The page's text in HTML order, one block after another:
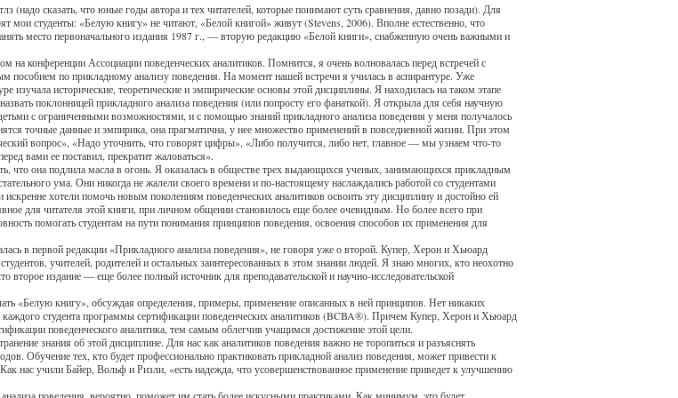
(надо сказать, что юные годы автора и тех читателей, которые понимают суть сравнения, давно позади). Для
мои студенты: «Белую книгу» не читают, «Белой книгой» живут (Stevens, 2006). Вполне естественно, что
место первоначального издания 1987 г., — вторую редакцию «Белой книги», снабженную очень важными и
Ассоциации поведенческих аналитиков. Помнится, я очень волновалась перед встречей с
пособием по прикладному анализу поведения. На момент нашей встречи я училась в аспирантуре. Уже
изучала исторические, теоретические и эмпирические основы этой дисциплины. Я находилась на таком этапе
поклонницей прикладного анализа поведения (или попросту его фанаткой). Я открыла для себя научную
с ограниченными возможностями, и с помощью знаний прикладного анализа поведения у меня получалось
точные данные и эмпирика, она прагматична, у нее множество применений в повседневной жизни. При этом
вопрос», «Надо уточнить, что говорят цифры», «Либо получится, либо нет, главное — мы узнаем что-то
вами ее поставил, прекратит жаловаться».
она подлила масла в огонь. Я оказалась в обществе трех выдающихся ученых, занимающихся прикладным
ума. Они никогда не жалели своего времени и по-настоящему наслаждались работой со студентами
хотели помочь новым поколениям поведенческих аналитиков освоить эту дисциплину и достойно ей
для читателя этой книги, при личном общении становилось еще более очевидным. Но более всего при
помогать студентам на пути понимания принципов поведения, освоения способов их применения для
в первой редакции «Прикладного анализа поведения», не говоря уже о второй. Купер, Херон и Хьюард
учителей, родителей и остальных заинтересованных в этом знании людей. Я знаю многих, кто неохотно
второе издание — еще более полный источник для преподавательской и научно-исследовательской
«Белую книгу», обсуждая определения, примеры, применение описанных в ней принципов. Нет никаких
каждого студента программы сертификации поведенческих аналитиков (BCBA®). Причем Купер, Херон и Хьюард
поведенческого аналитика, тем самым облегчив учащимся достижение этой цели.
знания об этой дисциплине. Для нас как аналитиков поведения важно не торопиться и разъяснять
Обучение тех, кто будет профессионально практиковать прикладной анализ поведения, может привести к
нас учили Байер, Вольф и Ризли, «есть надежда, что усовершенствованное применение приведет к улучшению